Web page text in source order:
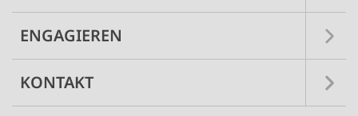
ENGAGIEREN
KONTAKT